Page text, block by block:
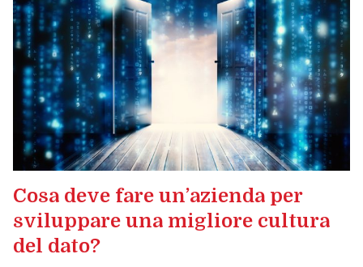
Cosa deve fare un’azienda per
sviluppare una migliore cultura
del dato?